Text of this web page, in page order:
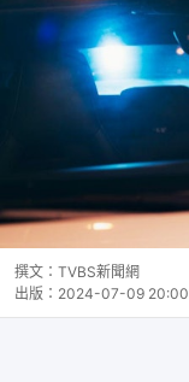
撰文： TVBS新聞網
出版： 2024-07-09 20:00